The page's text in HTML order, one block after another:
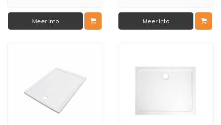
Meer info Meer info